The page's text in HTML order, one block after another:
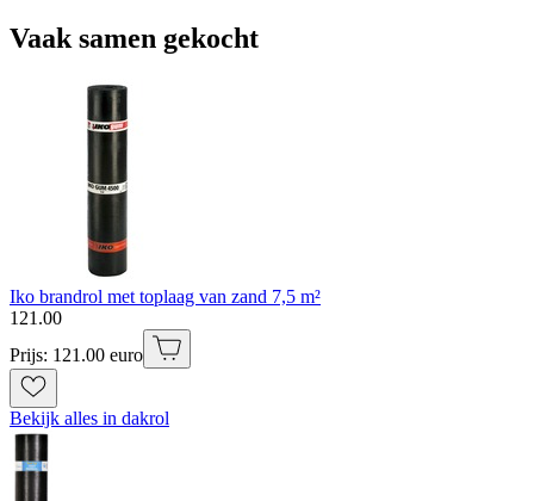
Vaak samen gekocht
Iko brandrol met toplaag van zand 7,5 m²
121 .00
Prijs: 121.00 euro
Bekijk alles in dakrol